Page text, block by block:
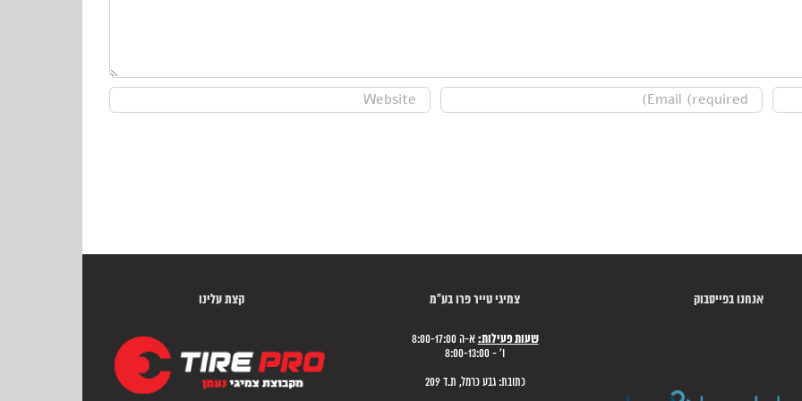
אנחנו בפייסבוק צמיגי טייר פרו בע"מ
שעות פעילות: א-ה 8:00-17:00
ו' - 8:00-13:00
כתובת: גבע כרמל, ת.ד 209
קצת עלינו